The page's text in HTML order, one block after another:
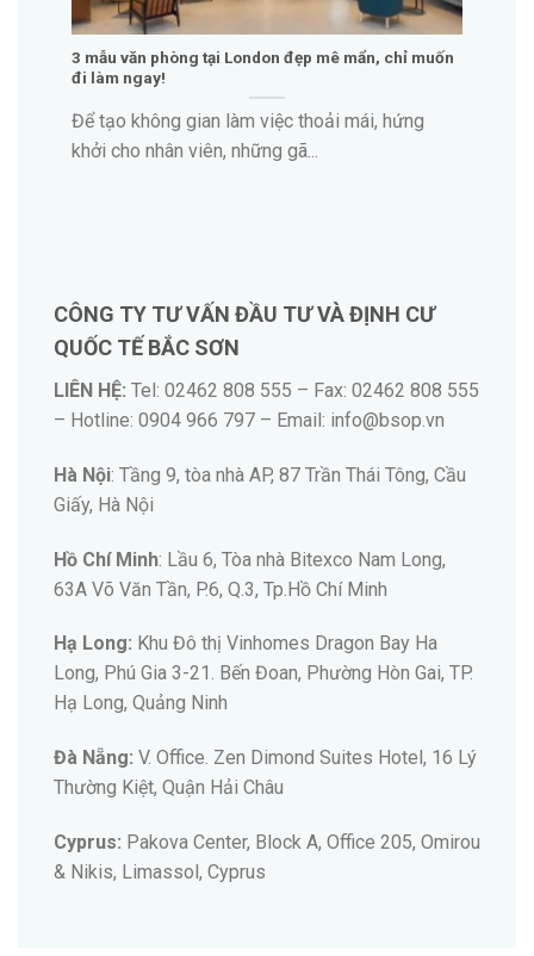
3 mẫu văn phòng tại London đẹp mê mẩn, chỉ muốn
đi làm ngay!
Để tạo không gian làm việc thoải mái, hứng
khởi cho nhân viên, những gã...
CÔNG TY TƯ VẤN ĐẦU TƯ VÀ ĐỊNH CƯ
QUỐC TẾ BẮC SƠN
LIÊN HỆ: Tel: 02462 808 555 – Fax: 02462 808 555
– Hotline: 0904 966 797 – Email: info@bsop.vn
Hà Nội: Tầng 9, tòa nhà AP, 87 Trần Thái Tông, Cầu
Giấy, Hà Nội
Hồ Chí Minh: Lầu 6, Tòa nhà Bitexco Nam Long,
63A Võ Văn Tần, P.6, Q.3, Tp.Hồ Chí Minh
Hạ Long: Khu Đô thị Vinhomes Dragon Bay Ha
Long, Phú Gia 3-21. Bến Đoan, Phường Hòn Gai, TP.
Hạ Long, Quảng Ninh
Đà Nẵng: V. Office. Zen Dimond Suites Hotel, 16 Lý
Thường Kiệt, Quận Hải Châu
Cyprus: Pakova Center, Block A, Office 205, Omirou
& Nikis, Limassol, Cyprus